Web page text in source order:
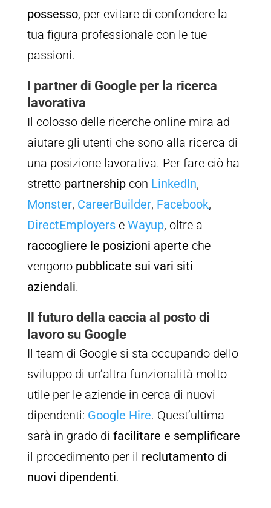
possesso, per evitare di confondere la
tua figura professionale con le tue
passioni.
I partner di Google per la ricerca
lavorativa
Il colosso delle ricerche online mira ad
aiutare gli utenti che sono alla ricerca di
una posizione lavorativa. Per fare ciò ha
stretto partnershipcon LinkedIn,
Monster, CareerBuilder, Facebook,
DirectEmployerse Wayup, oltre a
raccogliere le posizioni aperte che
vengono pubblicate sui vari siti
aziendali.
Il futuro della caccia al posto di
lavoro su Google
Il team di Google si sta occupando dello
sviluppo di un’altra funzionalità molto
utile per le aziende in cerca di nuovi
dipendenti: Google Hire. Quest’ultima
sarà in grado di facilitare e semplificare
il procedimento per il reclutamento di
nuovi dipendenti.